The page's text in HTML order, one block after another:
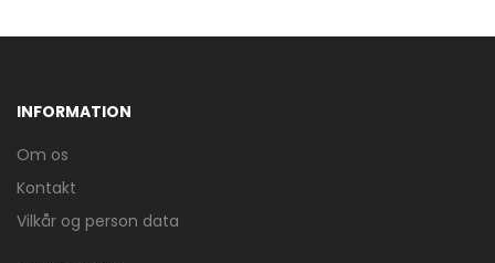
INFORMATION
Om os
Kontakt
Vilkår og person data